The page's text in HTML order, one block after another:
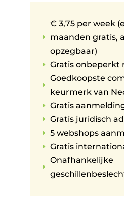
E
€ 3,75 per week
maanden gratis,
opzegbaar)
E Gratis onbeperkt
E
Goedkoopste
keurmerk van
E Gratis
E Gratis juridisch
E 5 webshops
E Gratis
E
Onafhankelijke